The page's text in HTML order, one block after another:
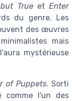
TrueetEnter
du genre. Les
des œuvres
mais
mystérieuse
of Puppets. Sorti
comme l'un des